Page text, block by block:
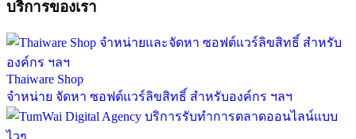
บริการของเรา
Thaiware Shop
จำหน่าย จัดหา ซอฟต์แวร์ลิขสิทธิ์ สำหรับองค์กร ฯลฯ